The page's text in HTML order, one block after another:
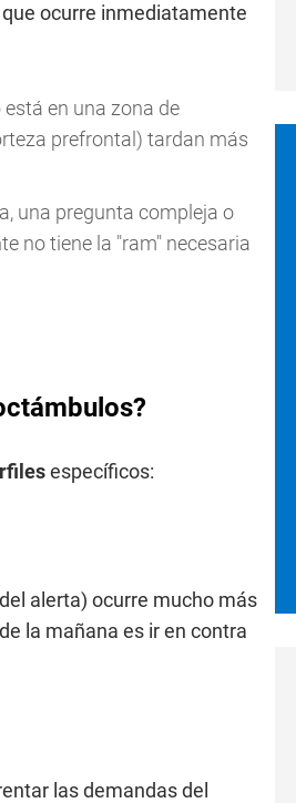
ocurre inmediatamente
en una zona de
prefrontal) tardan más
una pregunta compleja o
no tiene la "ram" necesaria
específicos:
alerta) ocurre mucho más
la mañana es ir en contra
las demandas del